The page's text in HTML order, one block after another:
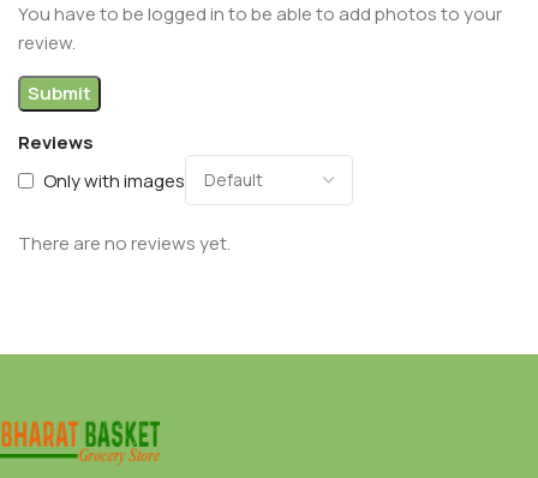
Reviews
Only with images
There are no reviews yet.
You have to be logged in to be able to add photos to your
review.